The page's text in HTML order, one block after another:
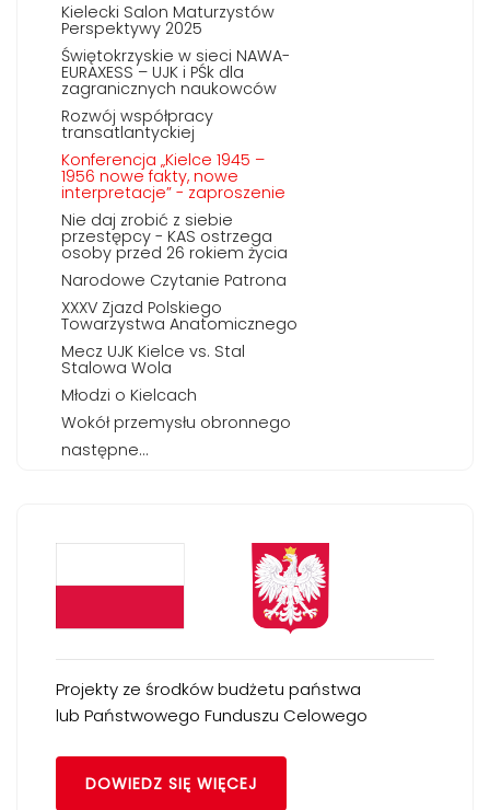
Kielecki Salon Maturzystów
Perspektywy 2025
Świętokrzyskie w sieci NAWA-
EURAXESS – UJK i PŚk dla
zagranicznych naukowców
Rozwój współpracy
transatlantyckiej
Konferencja „Kielce 1945 –
1956 nowe fakty, nowe
interpretacje” - zaproszenie
Nie daj zrobić z siebie
przestępcy - KAS ostrzega
osoby przed 26 rokiem życia
Narodowe Czytanie Patrona
XXXV Zjazd Polskiego
Towarzystwa Anatomicznego
Mecz UJK Kielce vs. Stal
Stalowa Wola
Młodzi o Kielcach
Wokół przemysłu obronnego
następne...
Projekty ze środków budżetu państwa
lub Państwowego Funduszu Celowego
DOWIEDZ SIĘ WIĘCEJ